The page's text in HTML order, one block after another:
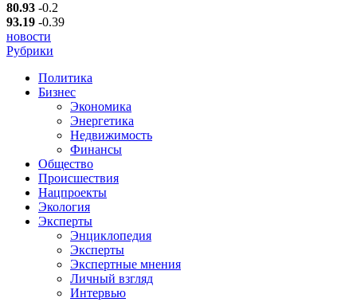
80.93 -0.2
93.19 -0.39
новости
Рубрики
Политика
Бизнес
Экономика
Энергетика
Недвижимость
Финансы
Общество
Происшествия
Нацпроекты
Экология
Эксперты
Энциклопедия
Эксперты
Экспертные мнения
Личный взгляд
Интервью